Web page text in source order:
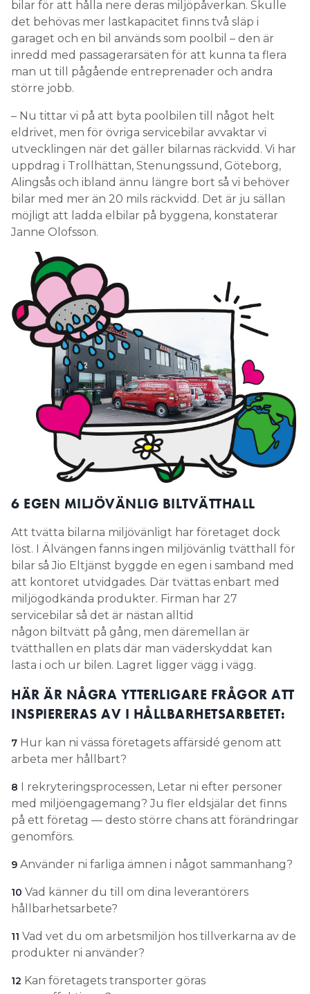
bilar för att hålla nere deras miljöpåverkan. Skulle
det behövas mer lastkapacitet finns två släp i
garaget och en bil används som poolbil – den är
inredd med passagerarsäten för att kunna ta flera
man ut till pågående entreprenader och andra
större jobb.
– Nu tittar vi på att byta poolbilen till något helt
eldrivet, men för övriga servicebilar avvaktar vi
utvecklingen när det gäller bilarnas räckvidd. Vi har
uppdrag i Trollhättan, Stenungssund, Göteborg,
Alingsås och ibland ännu längre bort så vi behöver
bilar med mer än 20 mils räckvidd. Det är ju sällan
möjligt att ladda elbilar på byggena, konstaterar
Janne Olofsson.
6 EGEN MILJÖVÄNLIG BILTVÄTTHALL
Att tvätta bilarna miljövänligt har företaget dock
löst. I Älvängen fanns ingen miljövänlig tvätthall för
bilar så Jio Eltjänst byggde en egen i samband med
att kontoret utvidgades. Där tvättas enbart med
miljögodkända produkter. Firman har 27
servicebilar så det är nästan alltid
någon biltvätt på gång, men däremellan är
tvätthallen en plats där man väder­skyddat kan
lasta i och ur bilen. Lagret ligger vägg i vägg.
HÄR ÄR NÅGRA YTTERLIGARE FRÅGOR ATT
INSPIERERAS AV I HÅLLBARHETSARBETET:
7 Hur kan ni vässa ­företagets affärsidé genom att
arbeta mer hållbart?
8 I rekryteringsprocessen, Letar ni efter personer
med miljöengagemang? Ju fler eldsjälar det finns
på ett företag — desto större chans att förändringar
genomförs.
9 Använder ni farliga ämnen i något sammanhang?
10 Vad känner du till om dina leverantörers
hållbarhetsarbete?
11 Vad vet du om arbetsmiljön hos tillverkarna av de
produkter ni använder?
12 Kan företagets transporter göras